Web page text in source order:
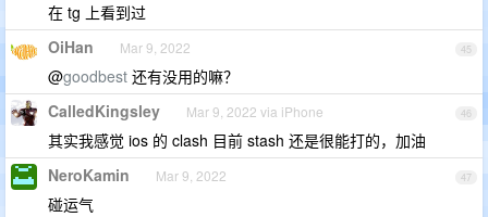
在 tg 上看到过
45
OiHan Mar 9, 2022
@goodbest 还有没用的嘛？
46
CalledKingsley Mar 9, 2022 via iPhone
其实我感觉 ios 的 clash 目前 stash 还是很能打的，加油
47
NeroKamin Mar 9, 2022
碰运气